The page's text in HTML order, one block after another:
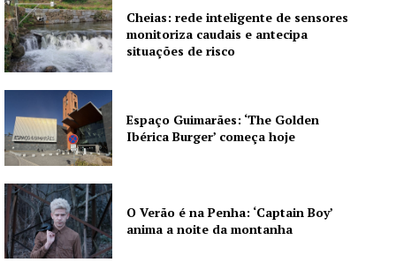
Cheias: rede inteligente de sensores
monitoriza caudais e antecipa
situações de risco
Espaço Guimarães: ‘The Golden
Ibérica Burger’ começa hoje
O Verão é na Penha: ‘Captain Boy’
anima a noite da montanha